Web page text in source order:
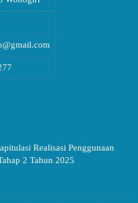
Realisasi Penggunaan
2 Tahun 2025